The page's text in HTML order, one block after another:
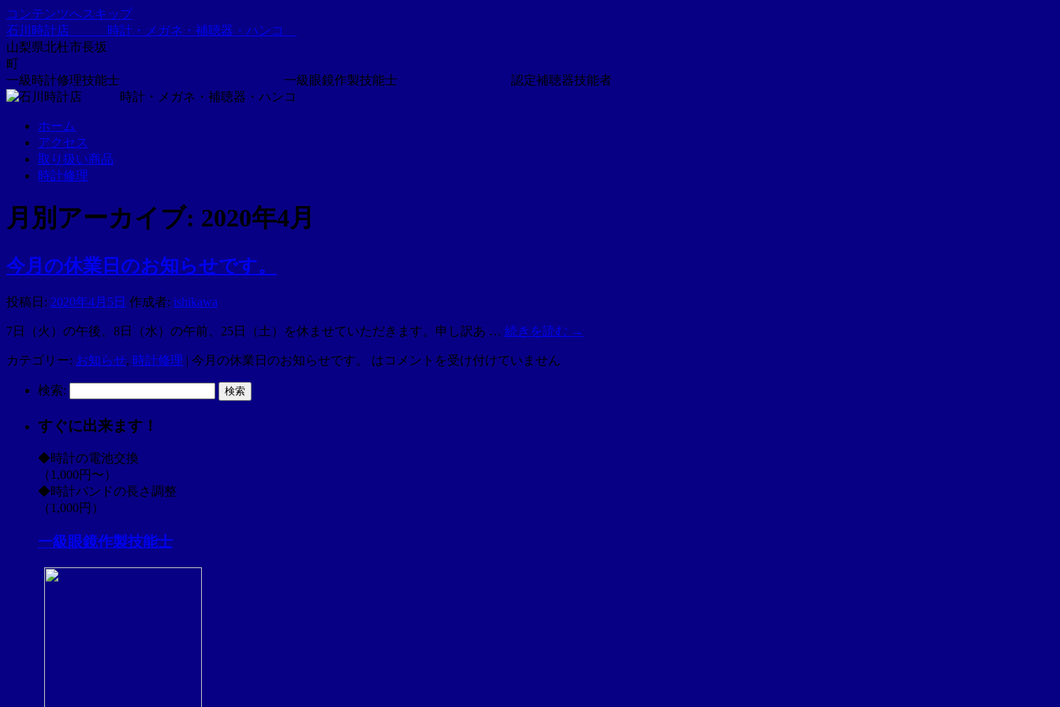
コンテンツへスキップ
石川時計店 時計・メガネ・補聴器・ハンコ
山梨県北杜市長坂
一級時計修理技能士 一級眼鏡作製技能士 認定補聴器技能者
ホーム
アクセス
取り扱い商品
時計修理
月別アーカイブ: 2020年4月
今月の休業日のお知らせです。
投稿日: 2020年4月5日 作成者: ishikawa
7日（火）の午後、8日（水）の午前、25日（土）を休ませていただきます。申し訳あ … 続きを読む →
カテゴリー: お知らせ, 時計修理 | 今月の休業日のお知らせです。 はコメントを受け付けていません
検索:
すぐに出来ます！
◆時計の電池交換
（1,000円〜）
◆時計バンドの長さ調整
（1,000円）
一級眼鏡作製技能士